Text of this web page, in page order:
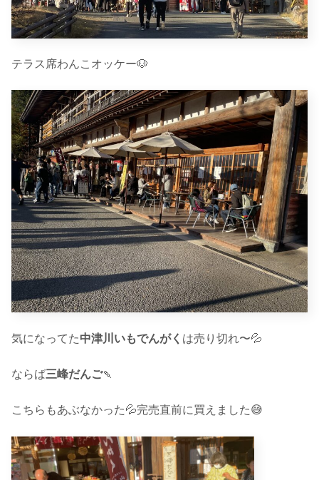
テラス席わんこオッケー🐶
気になってた中津川いもでんがく は売り切れ〜💦
ならば三峰だんご🍡
こちらもあぶなかった💦完売直前に買えました😅